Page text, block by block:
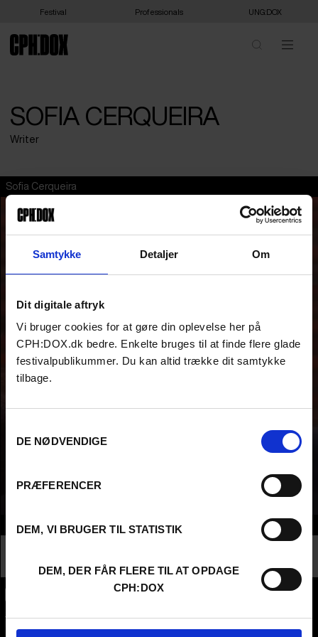
Samtykke Detaljer Om
Dit digitale aftryk
Vi bruger cookies for at gøre din oplevelse her på
CPH:DOX.dk bedre. Enkelte bruges til at finde flere glade
festivalpublikummer. Du kan altid trække dit samtykke
tilbage.
DE NØDVENDIGE
PRÆFERENCER
DEM, VI BRUGER TIL STATISTIK
DEM, DER FÅR FLERE TIL AT OPDAGE
CPH:DOX
Festival Professionals UNG:DOX
SOFIA CERQUEIRA
Writer
Sofia Cerqueira
Info
Higher Education - Student